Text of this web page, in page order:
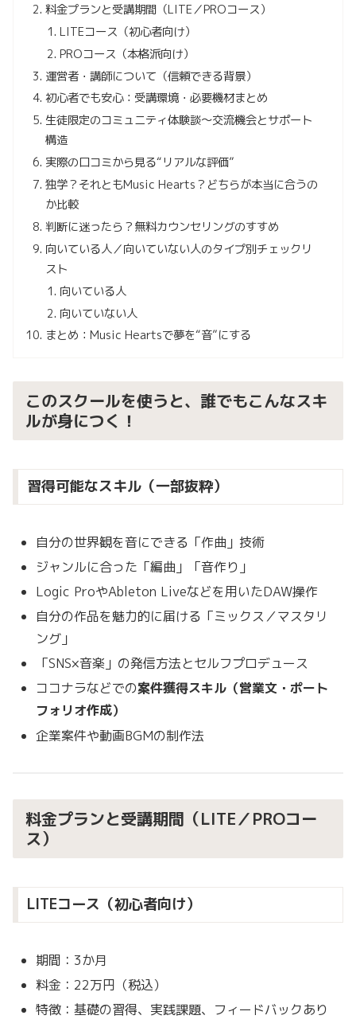
料金プランと受講期間（LITE／PROコース）
LITEコース（初心者向け）
PROコース（本格派向け）
運営者・講師について（信頼できる背景）
初心者でも安心：受講環境・必要機材まとめ
生徒限定のコミュニティ体験談～交流機会とサポート
構造
実際の口コミから見る“リアルな評価”
独学？それともMusic Hearts？どちらが本当に合うの
か比較
判断に迷ったら？無料カウンセリングのすすめ
向いている人／向いていない人のタイプ別チェックリ
スト
向いている人
向いていない人
まとめ：Music Heartsで夢を“音”にする
このスクールを使うと、誰でもこんなスキ
ルが身につく！
習得可能なスキル（一部抜粋）
自分の世界観を音にできる「作曲」技術
ジャンルに合った「編曲」「音作り」
Logic ProやAbleton Liveなどを用いたDAW操作
自分の作品を魅力的に届ける「ミックス／マスタリ
ング」
「SNS×音楽」の発信方法とセルフプロデュース
ココナラなどでの案件獲得スキル（営業文・ポート
フォリオ作成）
企業案件や動画BGMの制作法
料金プランと受講期間（LITE／PROコー
ス）
LITEコース（初心者向け）
期間：3か月
料金：22万円（税込）
特徴：基礎の習得、実践課題、フィードバックあり